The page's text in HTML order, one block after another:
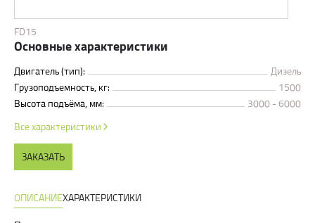
FD15
Основные характеристики
Двигатель (тип):
Дизель
Грузоподъемность, кг:
1500
Высота подъёма, мм:
3000 - 6000
Все характеристики
ЗАКАЗАТЬ
ОПИСАНИЕХАРАКТЕРИСТИКИ